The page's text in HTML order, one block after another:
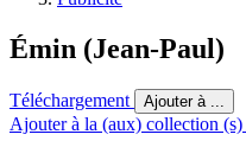
Émin (Jean-Paul)
Téléchargement Ajouter à ...
Ajouter à la (aux) collection (s)